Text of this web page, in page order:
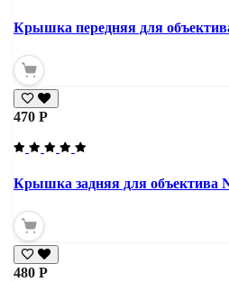
Крышка передняя для
470 Р
Крышка задняя для объектива
480 Р